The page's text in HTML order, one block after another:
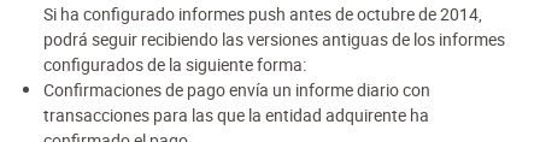
Si ha configurado informes push antes de octubre de 2014,
podrá seguir recibiendo las versiones antiguas de los informes
configurados de la siguiente forma:
Confirmaciones de pago envía un informe diario con
transacciones para las que la entidad adquirente ha